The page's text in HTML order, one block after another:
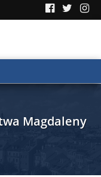
Magdaleny